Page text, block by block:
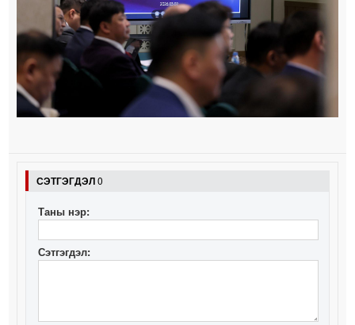
СЭТГЭГДЭЛ0
Таны нэр:
Сэтгэгдэл: